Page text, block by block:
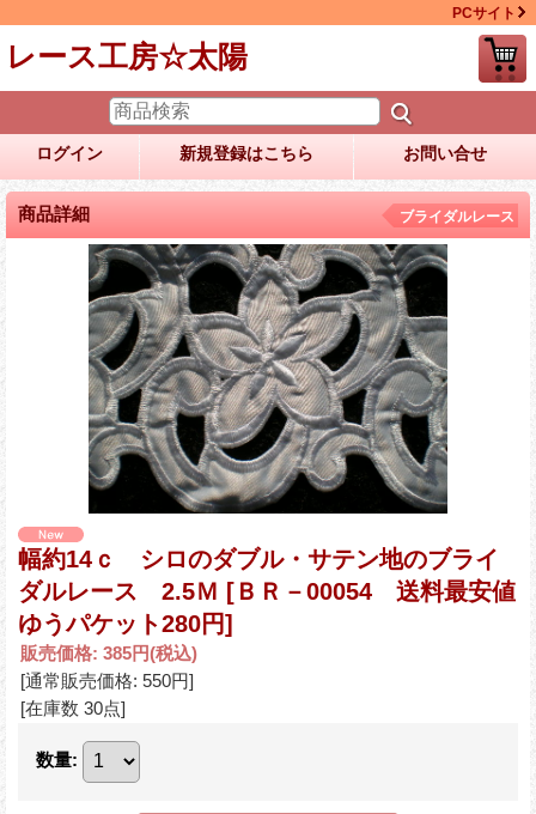
PCサイト
レース工房☆太陽
ログイン 新規登録はこちら お問い合せ
商品詳細 ブライダルレース
幅約14ｃ シロのダブル・サテン地のブライ
ダルレース 2.5Ｍ [ＢＲ－00054 送料最安値
ゆうパケット280円]
販売価格: 385円(税込)
[通常販売価格: 550円]
[在庫数 30点]
数量: